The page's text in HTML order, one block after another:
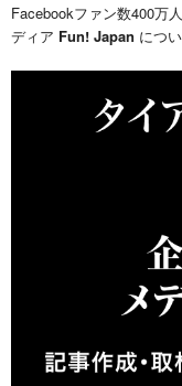
Facebookファン数400万
ディア Fun! Japan につい